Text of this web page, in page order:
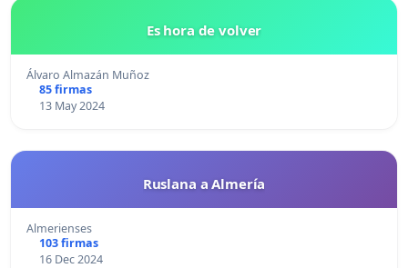
Es hora de volver
Álvaro Almazán Muñoz
85 firmas
13 May 2024
Ruslana a Almería
Almerienses
103 firmas
16 Dec 2024